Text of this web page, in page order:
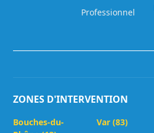
Professionnel
ZONES D'INTERVENTION
Bouches-du-
Var (83)